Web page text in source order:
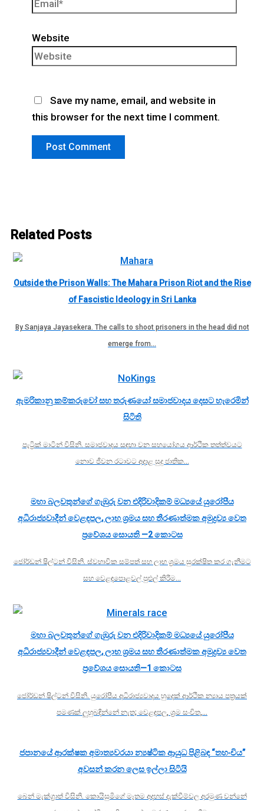
Website
Save my name, email, and website in
this browser for the next time I comment.
Related Posts
Outside the Prison Walls: The Mahara Prison Riot and the Rise
of Fascistic Ideology in Sri Lanka
By Sanjaya Jayasekera. The calls to shoot prisoners in the head did not
emerge from…
ඇමරිකානු කම්කරුවෝ සහ තරුණයෝ සමාජවාදය දෙසට හැරෙමින්
සිටිති
පැට්‍රික් මාටින් විසිනි. සමාජවාදය සඳහා වන සහයෝගය ආර්ථික තත්ත්වයට
නොව ජීවන රටාවට අදාළ සුදු ජාතික…
මහා බලවතුන්ගේ ගැඹුරු වන එදිරිවාදිකම් මධ්‍යයේ යුරෝපීය
අධිරාජ්‍යවාදීන් වෙළඳපල, ලාභ ශ්‍රමය සහ තීරණාත්මක අමුද්‍රව්‍ය වෙත
ප්‍රවේශය සොයති —2 කොටස
ජෝර්ඩන් ෂිල්ටන් විසිනි. ස්වභාවික සම්පත් සහ ලාභ ශ්‍රමය සුරක්ෂිත කර ගැනීමට
සහ වෙළඳපොළවල් පුළුල් කිරීම…
මහා බලවතුන්ගේ ගැඹුරු වන එදිරිවාදිකම් මධ්‍යයේ යුරෝපීය
අධිරාජ්‍යවාදීන් වෙළඳපල, ලාභ ශ්‍රමය සහ තීරණාත්මක අමුද්‍රව්‍ය වෙත
ප්‍රවේශය සොයති—1 කොටස
ජෝර්ඩන් ෂිල්ටන් විසිනි. යුරෝපීය අධිරාජ්‍යවාදය හුදෙක් ආර්ථික න්‍යාය පත්‍රයක්
පමණක් ලුහුබඳින්නේ නැත; වෙළඳපල, ශ්‍රම සංචිත,…
ජපානයේ ආරක්ෂක අමාත්‍යවරයා න්‍යෂ්ටික ආයුධ පිළිබඳ “තහංචිය”
අවසන් කරන ලෙස ඉල්ලා සිටියි
බෙන් මැක්ග්‍රාත් විසිනි. කොයිසුමිගේ මෑතම අදහස් දැක්වීම්වල අරමුණ වන්නේ